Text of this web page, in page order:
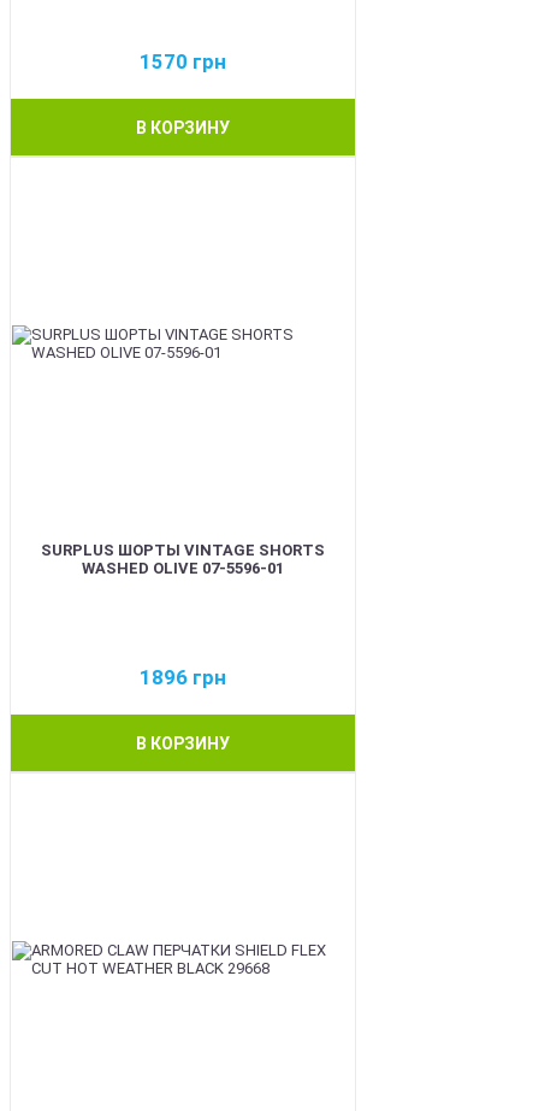
1570 грн
В КОРЗИНУ
SURPLUS ШОРТЫ VINTAGE SHORTS
WASHED OLIVE 07-5596-01
1896 грн
В КОРЗИНУ